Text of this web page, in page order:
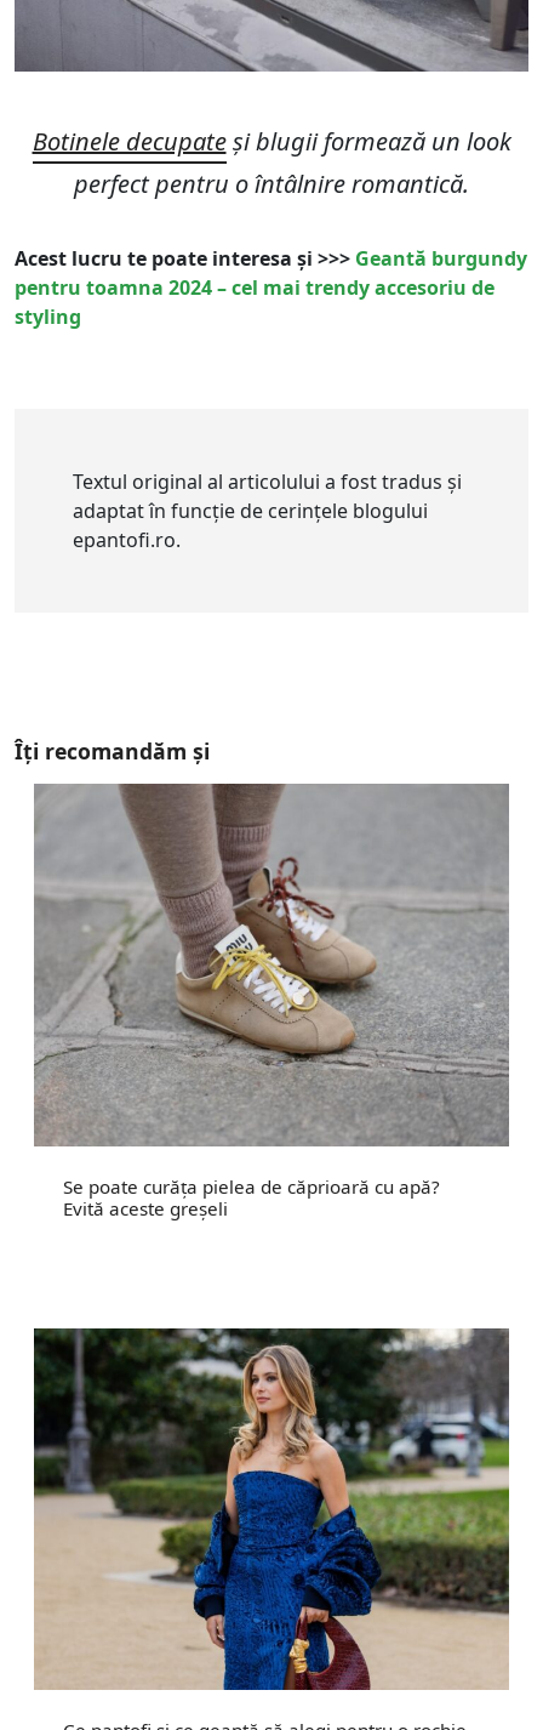
Botinele decupateși blugii formează un look
perfect pentru o întâlnire romantică.
Acest lucru te poate interesa și >>> Geantă burgundy
pentru toamna 2024 – cel mai trendy accesoriu de
styling
Textul original al articolului a fost tradus și
adaptat în funcție de cerințele blogului
epantofi.ro.
Îți recomandăm și
Se poate curăța pielea de căprioară cu apă?
Evită aceste greșeli